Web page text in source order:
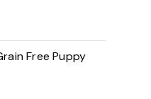
Free Puppy